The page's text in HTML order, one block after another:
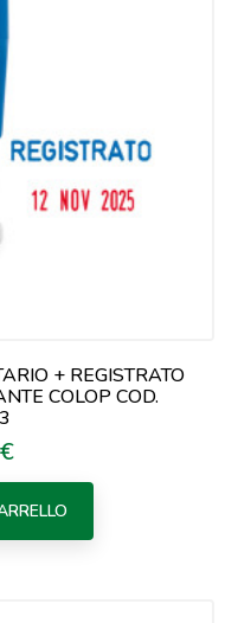
+ REGISTRATO
COLOP COD.